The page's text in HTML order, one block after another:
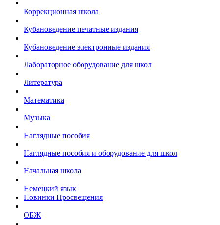
Коррекционная школа
Кубановедение печатные издания
Кубановедение электронные издания
Лабораторное оборудование для школ
Литература
Математика
Музыка
Наглядные пособия
Наглядные пособия и оборудование для школ
Начальная школа
Немецкий язык
Новинки Просвещения
ОБЖ